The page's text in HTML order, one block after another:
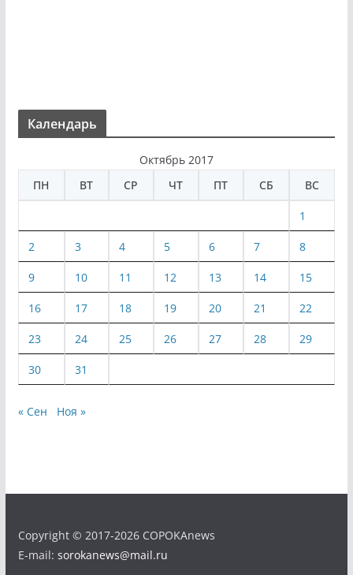
Календарь
Октябрь 2017
ПН
ВТ СР ЧТ ПТ СБ ВС
1
2 3 4 5 6 7 8
9 10 11 12 13 14 15
16 17 18 19 20 21 22
23 24 25 26 27 28 29
30 31
« Сен Ноя »
Copyright © 2017-2026 COPOKAnews
E-mail: sorokanews@mail.ru